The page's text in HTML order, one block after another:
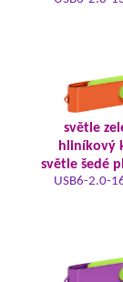
světle
hliníkový
světle šedé
USB6-2.0-